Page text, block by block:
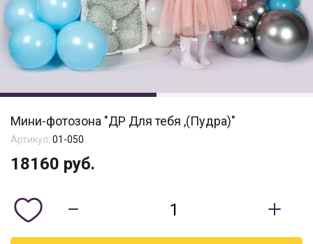
Мини-фотозона "ДР Для тебя ,(Пудра)"
Артикул: 01-050
18160 руб.